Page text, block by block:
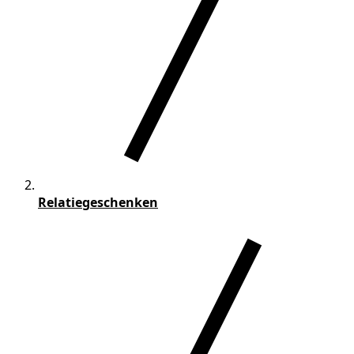
Relatiegeschenken